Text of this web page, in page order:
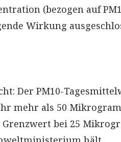
(bezogen auf
Wirkung
Der PM10-
mehr als 50
Grenzwert bei 25